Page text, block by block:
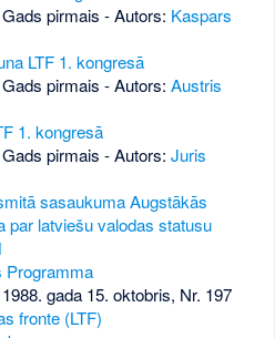
pirmais - Autors: Kaspars
LTF 1. kongresā
pirmais - Autors: Austris
1. kongresā
pirmais - Autors: Juris
sasaukuma Augstākās
par latviešu valodas statusu
Programma
gada 15. oktobris, Nr. 197
fronte (LTF)